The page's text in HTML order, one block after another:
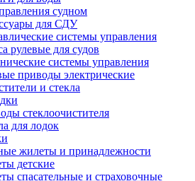
судном
для СДУ
системы управления
рулевые для судов
системы управления
приводы электрические
и стекла
стеклоочистителя
для лодок
жилеты и принадлежности
детские
спасательные и страховочные